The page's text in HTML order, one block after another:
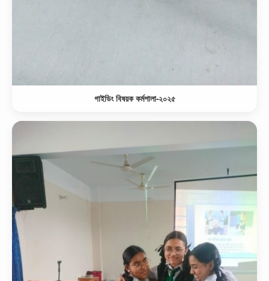
গাইডিং বিষয়ক কর্মশালা-২০২৫